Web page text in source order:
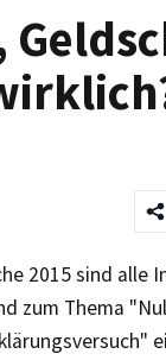
2015 sind alle
zum Thema